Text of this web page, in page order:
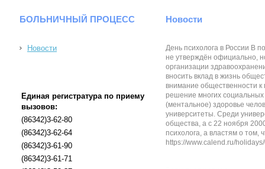
БОЛЬНИЧНЫЙ ПРОЦЕСС
Новости
Единая регистратура по приему
вызовов:
(86342)3-62-80
(86342)3-62-64
(86342)3-61-90
(86342)3-61-71
Новости
День психолога в России В
не утверждён официально,
организации
вносить вклад в жизнь
внимание общественности к
решение многих социальных
(ментальное) здоровье
университеты. Среди
общества, а с 22 ноября
психолога, а властям о том,
https://www.calend.ru/